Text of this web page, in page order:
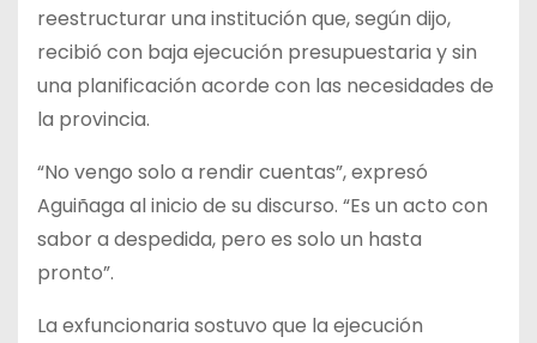
reestructurar una institución que, según dijo,
recibió con baja ejecución presupuestaria y sin
una planificación acorde con las necesidades de
la provincia.
“No vengo solo a rendir cuentas”, expresó
Aguiñaga al inicio de su discurso. “Es un acto con
sabor a despedida, pero es solo un hasta
pronto”.
La exfuncionaria sostuvo que la ejecución